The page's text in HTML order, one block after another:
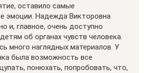
оставило самые
эмоции. Надежда Викторовна
и, главное, очень доступно
об органах чувств человека.
много наглядных материалов. У
была возможность все
понюхать, попробовать, что,